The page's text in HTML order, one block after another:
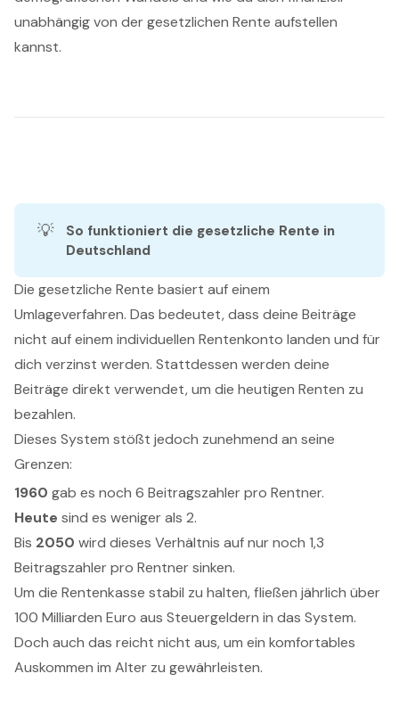
unabhängig von der gesetzlichen Rente aufstellen
kannst.
💡
So funktioniert die gesetzliche Rente in
Deutschland
Die gesetzliche Rente basiert auf einem
Umlageverfahren. Das bedeutet, dass deine Beiträge
nicht auf einem individuellen Rentenkonto landen und für
dich verzinst werden. Stattdessen werden deine
Beiträge direkt verwendet, um die heutigen Renten zu
bezahlen.
Dieses System stößt jedoch zunehmend an seine
Grenzen:
1960 gab es noch 6 Beitragszahler pro Rentner.
Heute sind es weniger als 2.
Bis 2050 wird dieses Verhältnis auf nur noch 1,3
Beitragszahler pro Rentner sinken.
Um die Rentenkasse stabil zu halten, fließen jährlich über
100 Milliarden Euro aus Steuergeldern in das System.
Doch auch das reicht nicht aus, um ein komfortables
Auskommen im Alter zu gewährleisten.